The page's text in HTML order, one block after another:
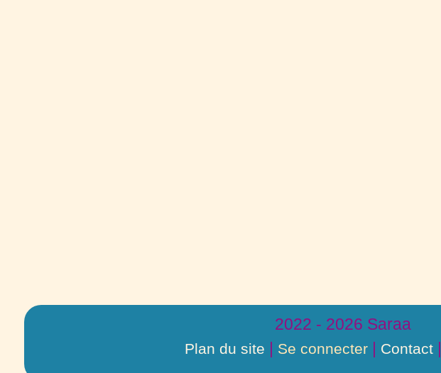
2022 - 2026 Saraa
Plan du site | Se connecter| Contact|